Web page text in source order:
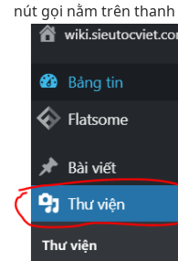
nút gọi nằm trên